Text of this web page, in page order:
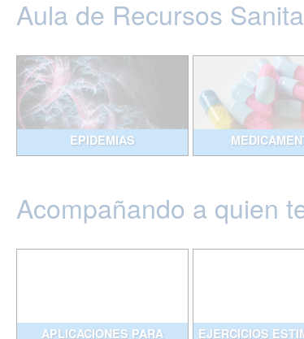
Aula de Recursos
EPIDEMIAS
Acompañando a quien
APLICACIONES PARA EJERCICIOS